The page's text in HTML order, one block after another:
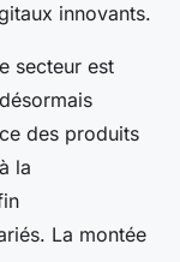
innovants.
secteur est
des produits
la
La montée